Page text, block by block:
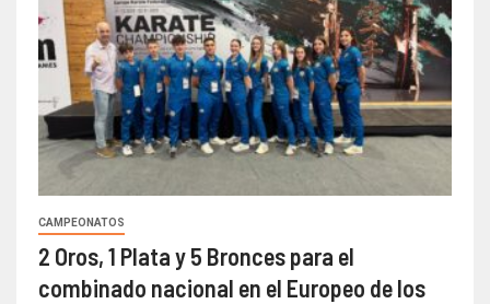
CAMPEONATOS
2 Oros, 1 Plata y 5 Bronces para el
combinado nacional en el Europeo de los